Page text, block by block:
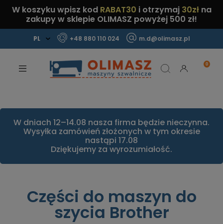
W koszyku wpisz kod RABAT30 i otrzymaj 30złna
zakupy w sklepie OLIMASZ powyżej 500 zł!
+48 880 110 024 m.d@olimasz.pl
Sprawdź!
W dniach 12–14.08 nasza firma będzie nieczynna.
Wysyłka zamówień złożonych w tym okresie
nastąpi 17.08
Dziękujemy za wyrozumiałość.
Części do maszyn do
szycia Brother